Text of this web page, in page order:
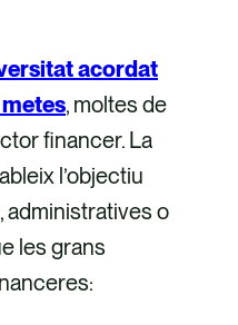
acordat
, moltes de
financer. La
l’objectiu
administratives o
les grans